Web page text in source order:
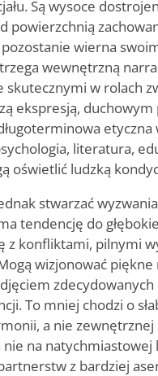
Są wysoce
powierzchnią
wierna
wewnętrzną
skutecznymi w rolach
ekspresją,
literatura,
oświetlić ludzką
stwarzać
tendencję do
z konfliktami, pilnymi
wizjonować
To mniej chodzi o
a nie zewnętrznej
na
z bardziej